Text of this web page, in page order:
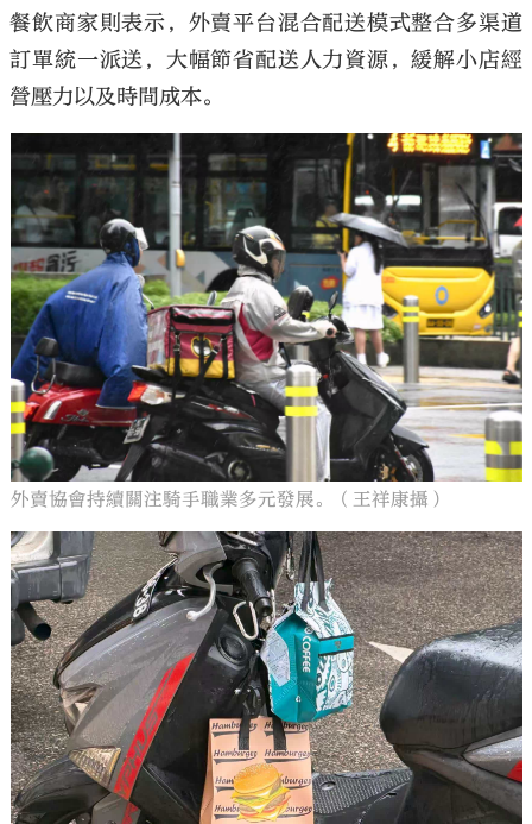
餐飲商家則表示，外賣平台混合配送模式整合多渠道
訂單統一派送，大幅節省配送人力資源，緩解小店經
營壓力以及時間成本。
外賣協會持續關注騎手職業多元發展。（王祥康攝）